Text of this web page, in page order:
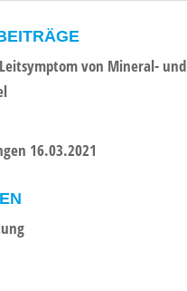
von Mineral- und
16.03.2021